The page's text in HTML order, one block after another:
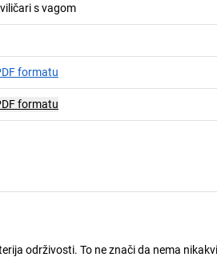
s vagom
formatu
formatu
održivosti. To ne znači da nema